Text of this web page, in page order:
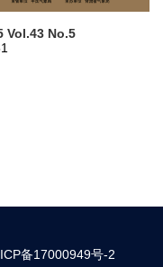
Vol.43 No.5
备17000949号-2